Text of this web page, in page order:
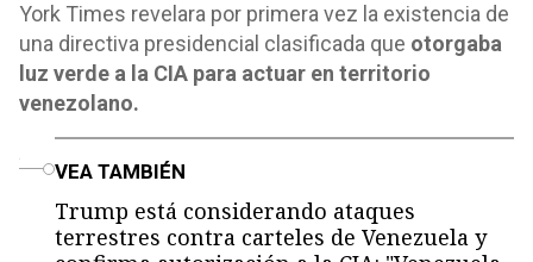
York Times revelara por primera vez la existencia de
una directiva presidencial clasificada que otorgaba
luz verde a la CIA para actuar en territorio
venezolano.
VEA TAMBIÉN
Trump está considerando ataques
terrestres contra carteles de Venezuela y